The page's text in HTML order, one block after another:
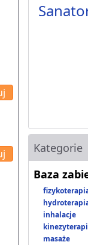
Kategorie
Baza
inhalacje
masaże